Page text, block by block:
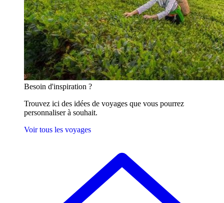
Besoin d'inspiration ?
Trouvez ici des idées de voyages que vous pourrez
personnaliser à souhait.
Voir tous les voyages